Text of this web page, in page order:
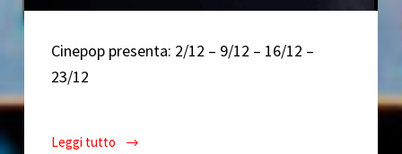
Cinepop presenta: 2/12 – 9/12 – 16/12 –
23/12
Leggi tutto